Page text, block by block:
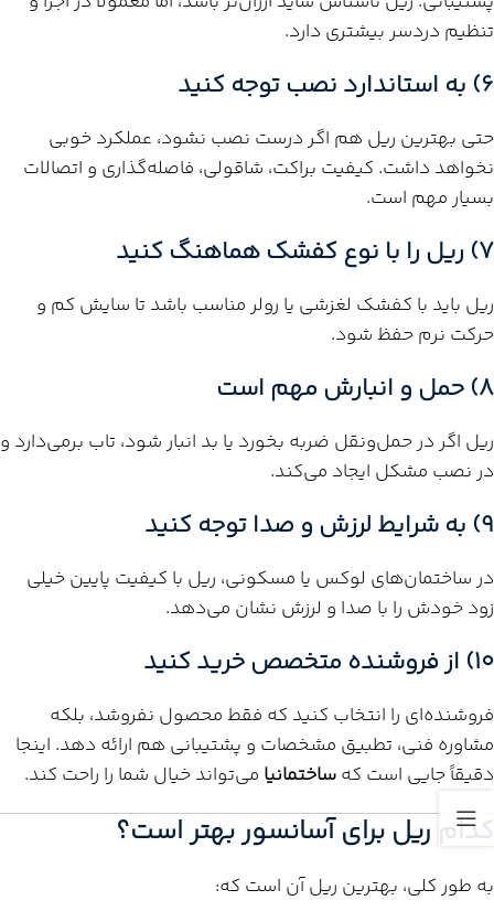
تنظیم دردسر بیشتری دارد.
6) به استاندارد نصب توجه کنید
حتی بهترین ریل هم اگر درست نصب نشود، عملکرد خوبی
نخواهد داشت. کیفیت براکت، شاقولی، فاصله‌گذاری و اتصالات
بسیار مهم است.
7) ریل را با نوع کفشک هماهنگ کنید
ریل باید با کفشک لغزشی یا رولر مناسب باشد تا سایش کم و
حرکت نرم حفظ شود.
8) حمل و انبارش مهم است
ریل اگر در حمل‌ونقل ضربه بخورد یا بد انبار شود، تاب برمی‌دارد و
در نصب مشکل ایجاد می‌کند.
9) به شرایط لرزش و صدا توجه کنید
در ساختمان‌های لوکس یا مسکونی، ریل با کیفیت پایین خیلی
زود خودش را با صدا و لرزش نشان می‌دهد.
10) از فروشنده متخصص خرید کنید
فروشنده‌ای را انتخاب کنید که فقط محصول نفروشد، بلکه
مشاوره فنی، تطبیق مشخصات و پشتیبانی هم ارائه دهد. اینجا
دقیقاً جایی است کهساختمانیا می‌تواند خیال شما را راحت کند.
کدام ریل برای آسانسور بهتر است؟
به طور کلی، بهترین ریل آن است که: